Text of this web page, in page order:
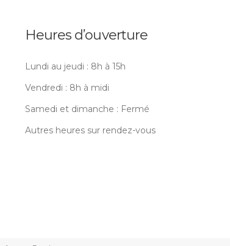
Heures d’ouverture
Lundi au jeudi : 8h à 15h
Vendredi : 8h à midi
Samedi et dimanche : Fermé
Autres heures sur rendez-vous